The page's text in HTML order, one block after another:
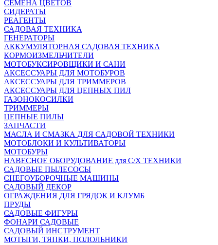
СЕМЕНА ЦВЕТОВ
СИДЕРАТЫ
РЕАГЕНТЫ
САДОВАЯ ТЕХНИКА
ГЕНЕРАТОРЫ
АККУМУЛЯТОРНАЯ САДОВАЯ ТЕХНИКА
КОРМОИЗМЕЛЬЧИТЕЛИ
МОТОБУКСИРОВЩИКИ И САНИ
АКСЕССУАРЫ ДЛЯ МОТОБУРОВ
АКСЕССУАРЫ ДЛЯ ТРИММЕРОВ
АКСЕССУАРЫ ДЛЯ ЦЕПНЫХ ПИЛ
ГАЗОНОКОСИЛКИ
ТРИММЕРЫ
ЦЕПНЫЕ ПИЛЫ
ЗАПЧАСТИ
МАСЛА И СМАЗКА ДЛЯ САДОВОЙ ТЕХНИКИ
МОТОБЛОКИ И КУЛЬТИВАТОРЫ
МОТОБУРЫ
НАВЕСНОЕ ОБОРУДОВАНИЕ для С/Х ТЕХНИКИ
САДОВЫЕ ПЫЛЕСОСЫ
СНЕГОУБОРОЧНЫЕ МАШИНЫ
САДОВЫЙ ДЕКОР
ОГРАЖДЕНИЯ ДЛЯ ГРЯДОК И КЛУМБ
ПРУДЫ
САДОВЫЕ ФИГУРЫ
ФОНАРИ САДОВЫЕ
САДОВЫЙ ИНСТРУМЕНТ
МОТЫГИ, ТЯПКИ, ПОЛОЛЬНИКИ